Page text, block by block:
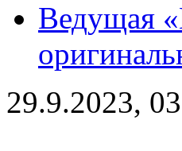
Ведущая
29.9.2023,